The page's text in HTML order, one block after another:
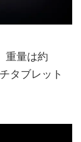
重量は約
タブレット